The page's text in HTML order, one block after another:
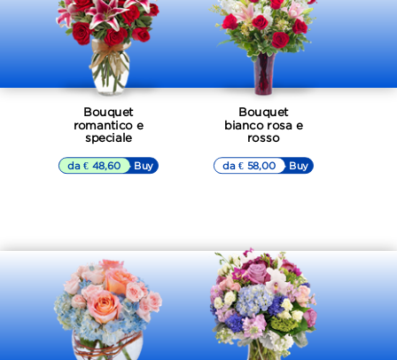
Bouquet
romantico e
speciale
▷▷ Buy
da € 48,60
Bouquet
bianco rosa e
rosso
▷▷ Buy
da € 58,00